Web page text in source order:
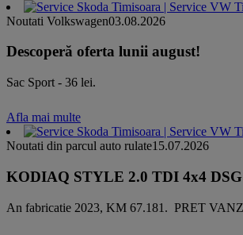
Noutati Volkswagen03.08.2026
Descoperă oferta lunii august!
Sac Sport - 36 lei.
Afla mai multe
Noutati din parcul auto rulate15.07.2026
KODIAQ STYLE 2.0 TDI 4x4 DSG
An fabricatie 2023, KM 67.181. PRET